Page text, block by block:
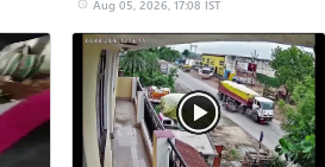
Aug 05, 2026, 17:08 IST